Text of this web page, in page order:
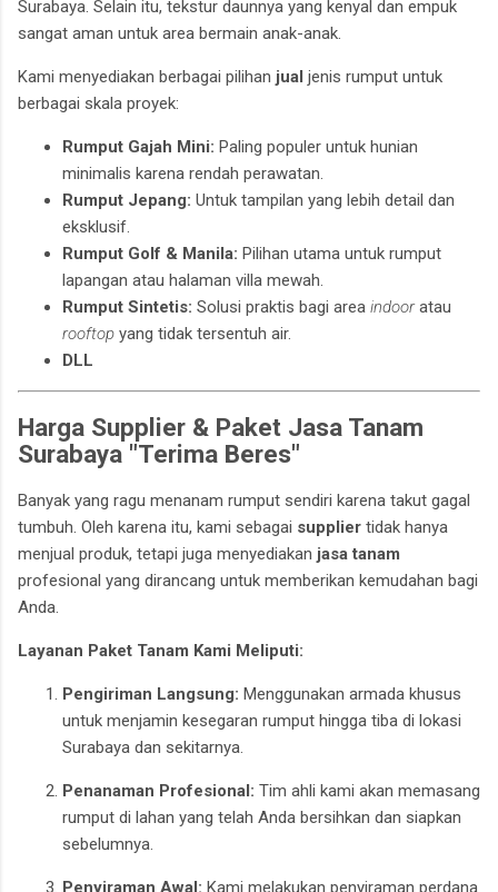
Surabaya. Selain itu, tekstur daunnya yang kenyal dan empuk
sangat aman untuk area bermain anak-anak.
Kami menyediakan berbagai pilihan jual jenis rumput untuk
berbagai skala proyek:
Rumput Gajah Mini: Paling populer untuk hunian
minimalis karena rendah perawatan.
Rumput Jepang: Untuk tampilan yang lebih detail dan
eksklusif.
Rumput Golf & Manila: Pilihan utama untuk rumput
lapangan atau halaman villa mewah.
Rumput Sintetis: Solusi praktis bagi area indooratau
rooftop yang tidak tersentuh air.
DLL
Harga Supplier & Paket Jasa Tanam
Surabaya "Terima Beres"
Banyak yang ragu menanam rumput sendiri karena takut gagal
tumbuh. Oleh karena itu, kami sebagai supplier tidak hanya
menjual produk, tetapi juga menyediakan jasa tanam
profesional yang dirancang untuk memberikan kemudahan bagi
Anda.
Layanan Paket Tanam Kami Meliputi:
Pengiriman Langsung: Menggunakan armada khusus
untuk menjamin kesegaran rumput hingga tiba di lokasi
Surabaya dan sekitarnya.
Penanaman Profesional: Tim ahli kami akan memasang
rumput di lahan yang telah Anda bersihkan dan siapkan
sebelumnya.
Penyiraman Awal: Kami melakukan penyiraman perdana